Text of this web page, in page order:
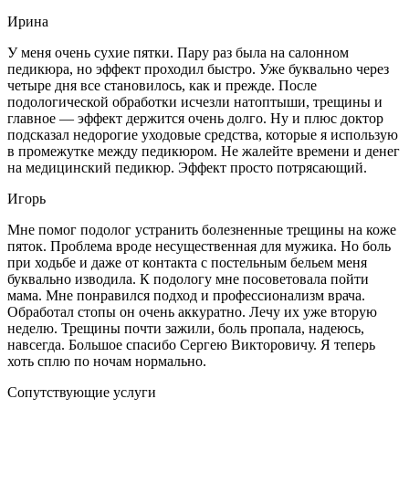
Ирина
У меня очень сухие пятки. Пару раз была на салонном
педикюра, но эффект проходил быстро. Уже буквально через
четыре дня все становилось, как и прежде. После
подологической обработки исчезли натоптыши, трещины и
главное — эффект держится очень долго. Ну и плюс доктор
подсказал недорогие уходовые средства, которые я использую
в промежутке между педикюром. Не жалейте времени и денег
на медицинский педикюр. Эффект просто потрясающий.
Игорь
Мне помог подолог устранить болезненные трещины на коже
пяток. Проблема вроде несущественная для мужика. Но боль
при ходьбе и даже от контакта с постельным бельем меня
буквально изводила. К подологу мне посоветовала пойти
мама. Мне понравился подход и профессионализм врача.
Обработал стопы он очень аккуратно. Лечу их уже вторую
неделю. Трещины почти зажили, боль пропала, надеюсь,
навсегда. Большое спасибо Сергею Викторовичу. Я теперь
хоть сплю по ночам нормально.
Сопутствующие услуги